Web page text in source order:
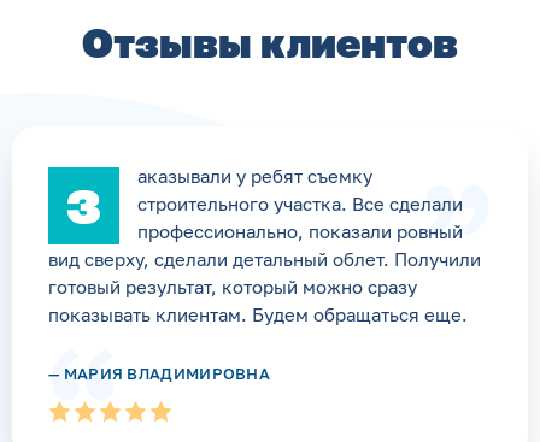
Отзывы клиентов
З
аказывали у ребят съемку
строительного участка. Все сделали
профессионально, показали ровный
вид сверху, сделали детальный облет. Получили
готовый результат, который можно сразу
показывать клиентам. Будем обращаться еще.
— МАРИЯ ВЛАДИМИРОВНА